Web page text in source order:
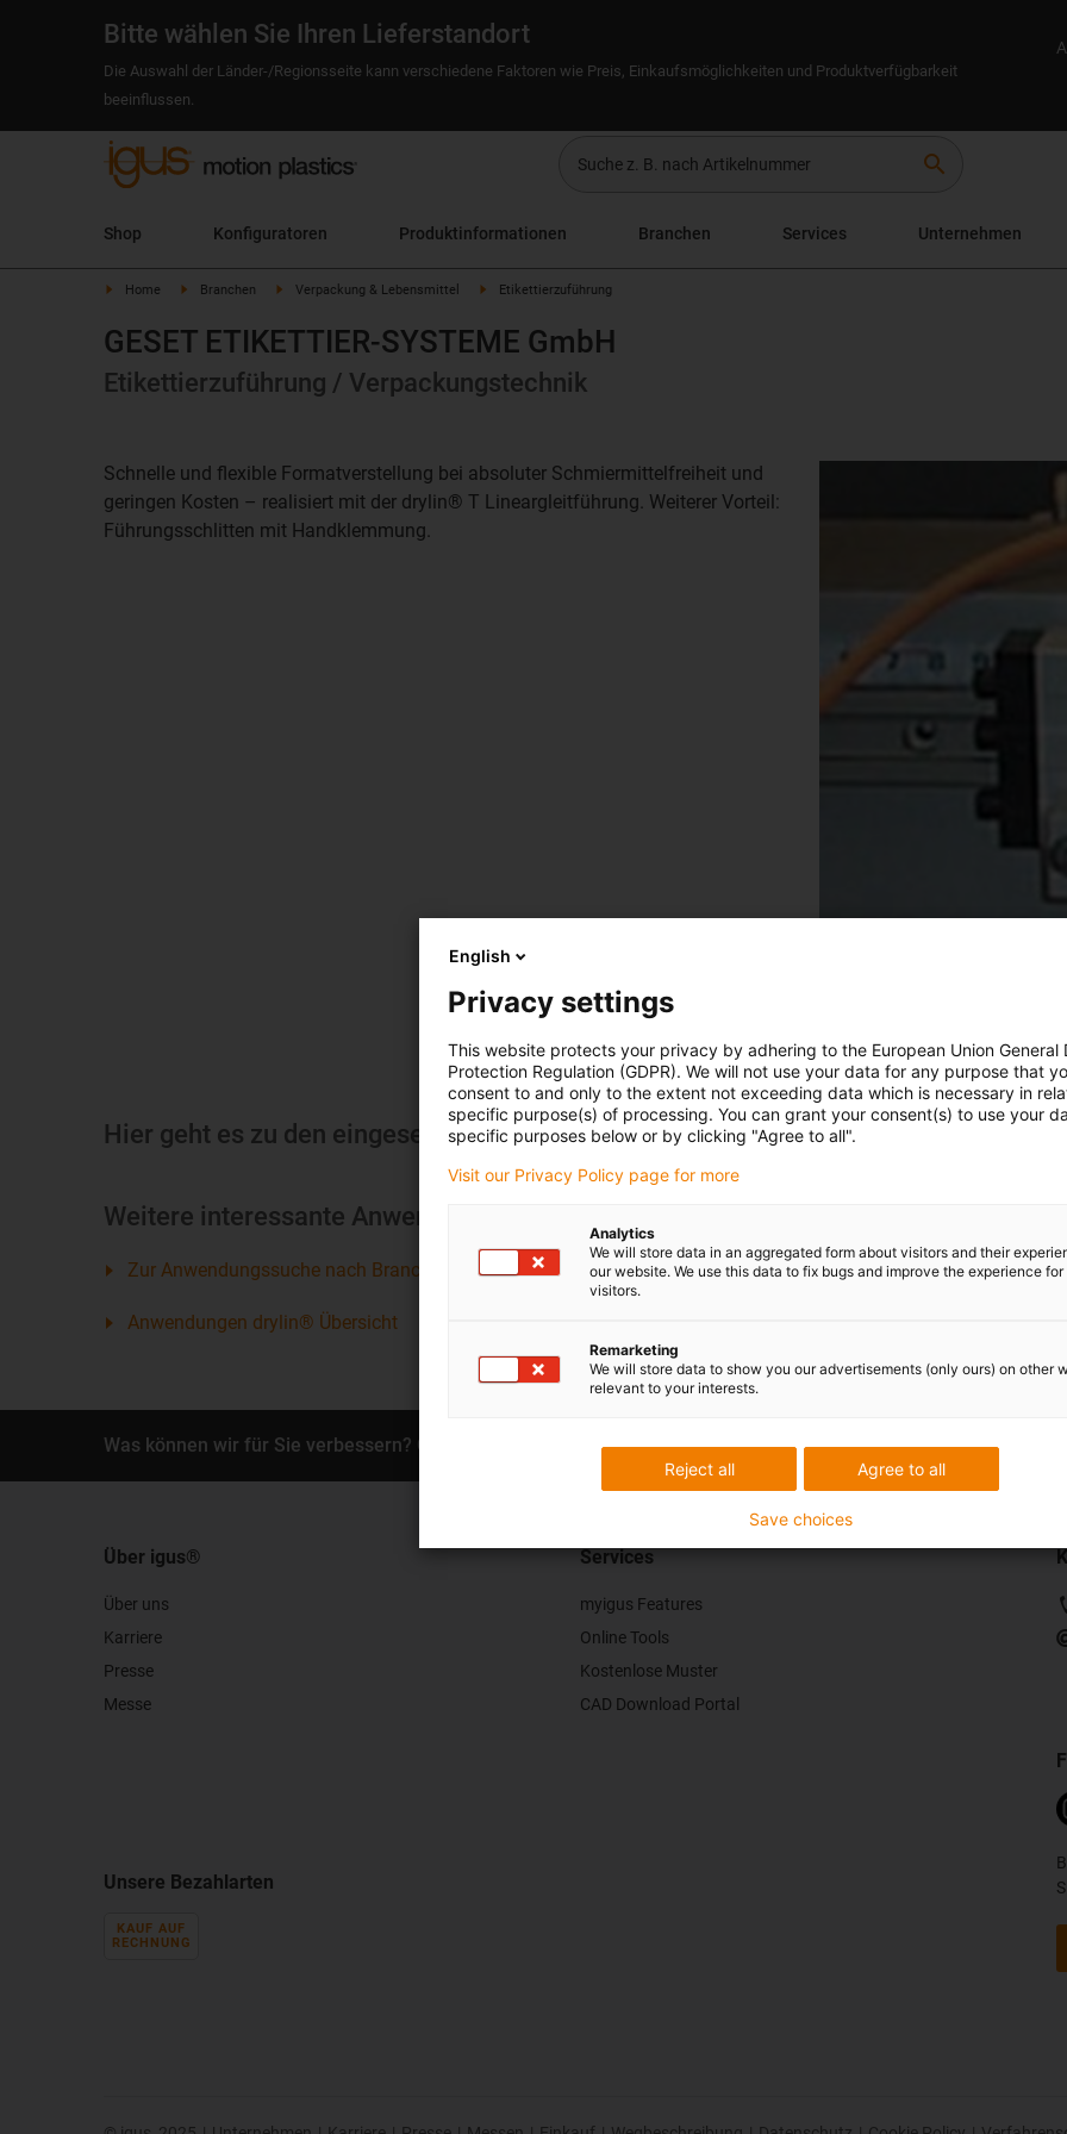
Bitte wählen Sie Ihren Lieferstandort
Die Auswahl der Länder-/Regionsseite kann verschiedene Faktoren wie Preis, Einkaufsmöglichkeiten und Produktverfügbarkeit
beeinflussen.
search
Shop Konfiguratoren Produktinformationen Branchen Services Unternehmen
Home Branchen Verpackung & Lebensmittel Etikettierzuführung
GESET ETIKETTIER-SYSTEME GmbH
Etikettierzuführung / Verpackungstechnik
Schnelle und flexible Formatverstellung bei absoluter Schmiermittelfreiheit und
geringen Kosten – realisiert mit der drylin® T Lineargleitführung. Weiterer Vorteil:
Führungsschlitten mit Handklemmung.
Hier geht es zu den eingesetzten Produkten
Weitere interessante Anwendungen aus den verschiedensten Bereichen finden Sie
Zur Anwendungssuche nach Branche und Einsatzfall
Anwendungen drylin® Übersicht
Was können wir für Sie verbessern? Geben Sie uns Ihr Feedback. Lob & Kritik
Über igus®
Über uns
Karriere
Presse
Messe
Services
myigus Features
Online Tools
Kostenlose Muster
CAD Download Portal
Unsere Bezahlarten
KAUF AUF
RECHNUNG
English
Privacy settings
This website protects your privacy by adhering to the European Union General
Protection Regulation (GDPR). We will not use your data for any purpose that
consent to and only to the extent not exceeding data which is necessary in
specific purpose(s) of processing. You can grant your consent(s) to use your
specific purposes below or by clicking "Agree to all".
Visit our Privacy Policy page for more
Analytics
We will store data in an aggregated form about visitors and their
our website. We use this data to fix bugs and improve the experience for
visitors.
Remarketing
We will store data to show you our advertisements (only ours) on other
relevant to your interests.
Agree to all
Reject all
Save choices